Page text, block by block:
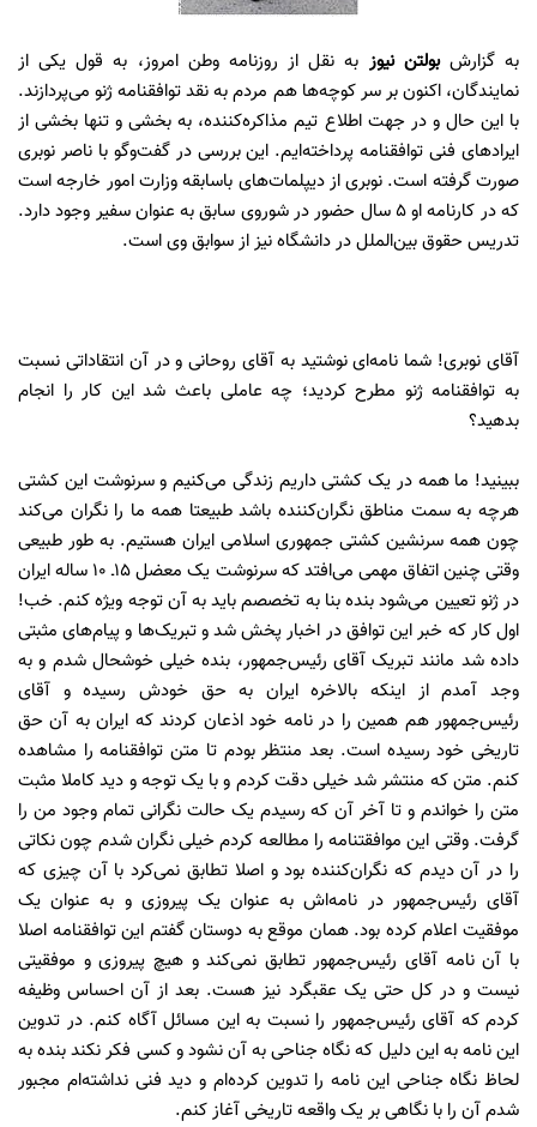
به گزارشبولتن نیوز به نقل از روزنامه وطن امروز، به قول یکی از
نمایندگان، اکنون بر سر کوچه‌ها هم مردم به نقد توافقنامه ژنو می‌پردازند.
با این حال و در جهت اطلاع تیم مذاکره‌کننده، به بخشی و تنها بخشی از
ایرادهای فنی توافقنامه پرداخته‌ایم. این بررسی در گفت‌وگو با ناصر نوبری
صورت گرفته است. نوبری از دیپلمات‌های باسابقه وزارت امور خارجه است
که در کارنامه او 5 سال حضور در شوروی سابق به عنوان سفیر وجود دارد.
تدریس حقوق بین‌الملل در دانشگاه نیز از سوابق وی است.
آقای نوبری! شما نامه‌ای نوشتید به آقای روحانی و در آن انتقاداتی نسبت
به توافقنامه ژنو مطرح کردید؛ چه عاملی باعث شد این کار را انجام
بدهید؟
ببینید! ما همه در یک کشتی داریم زندگی می‌کنیم و سرنوشت این کشتی
هرچه به سمت مناطق نگران‌کننده باشد طبیعتا همه ما را نگران می‌کند
چون همه سرنشین کشتی جمهوری اسلامی ایران هستیم. به طور طبیعی
وقتی چنین اتفاق مهمی می‌افتد که سرنوشت یک معضل 15ـ 10 ساله ایران
در ژنو تعیین می‌شود بنده بنا به تخصصم باید به آن توجه ویژه کنم. خب!
اول کار که خبر این توافق در اخبار پخش شد و تبریک‌ها و پیام‌های مثبتی
داده شد مانند تبریک آقای رئیس‌جمهور، بنده خیلی خوشحال شدم و به
وجد آمدم از اینکه بالاخره ایران به حق خودش رسیده و آقای
رئیس‌جمهور هم همین را در نامه خود اذعان کردند که ایران به آن حق
تاريخی خود رسیده است. بعد منتظر بودم تا متن توافقنامه را مشاهده
کنم. متن که منتشر شد خیلی دقت کردم و با یک توجه و دید کاملا مثبت
متن را خواندم و تا آخر آن که رسیدم یک حالت نگرانی تمام وجود من را
گرفت. وقتی این موافقتنامه را مطالعه کردم خیلی نگران شدم چون نکاتی
را در آن دیدم كه نگران‌کننده بود و اصلا تطابق نمی‌کرد با آن چیزی که
آقای رئیس‌جمهور در نامه‌‌اش به عنوان یک پیروزی و به عنوان یک
موفقیت اعلام کرده بود. همان موقع به دوستان گفتم این توافقنامه اصلا
با آن نامه آقای رئیس‌جمهور تطابق نمی‌کند و هیچ پیروزی و موفقیتی
نیست و در کل حتی یک عقبگرد نیز هست. بعد از آن احساس وظیفه
کردم که آقای رئیس‌جمهور را نسبت به این مسائل آگاه کنم. در تدوین
این نامه به این دلیل که نگاه جناحی به آن نشود و کسی فکر نکند بنده به
لحاظ نگاه جناحی این نامه را تدوین کرده‌ام و دید فنی نداشته‌ام مجبور
شدم آن را با نگاهی بر یک واقعه تاریخی آغاز کنم.